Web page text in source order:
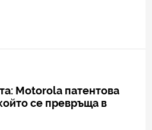
Motorola патентова
се превръща в